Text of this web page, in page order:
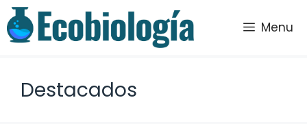
Saltar
al
contenido
Menu
Destacados